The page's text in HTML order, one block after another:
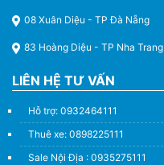
08 Xuân Diệu - TP Đà Nẵng
83 Hoàng Diệu - TP Nha Trang
LIÊN HỆ TƯ VẤN
Hỗ trợ: 0932464111
Thuê xe: 0898225111
Sale Nội Địa : 0935275111